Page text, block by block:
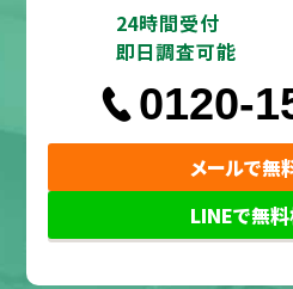
24時間受付
即日調査可能
0120-
メールで無
LINEで無